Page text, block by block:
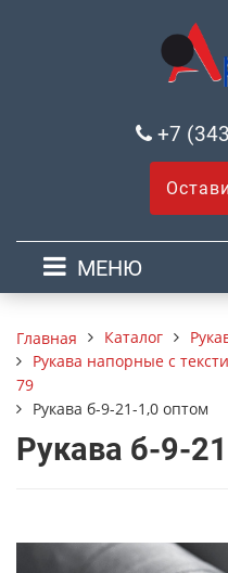
+7
МЕНЮ
Главная Каталог
Рукава напорные с
79
Рукава б-9-21-1,0 оптом
Рукава б-9-